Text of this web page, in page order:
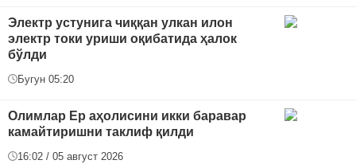
Электр устунига чиққан улкан илон
электр токи уриши оқибатида ҳалок
бўлди
Бугун 05:20
Олимлар Ер аҳолисини икки баравар
камайтиришни таклиф қилди
16:02 / 05 август 2026